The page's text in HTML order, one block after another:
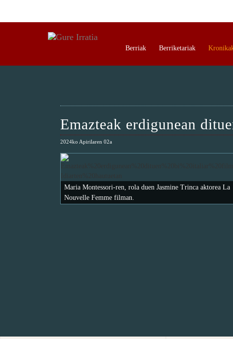
Berriak Berriketariak
Emazteak erdigunean
2024ko Apirilaren 02a
Maria Montessori-ren, rola duen Jasmine Trinca aktorea La
Nouvelle Femme filman.